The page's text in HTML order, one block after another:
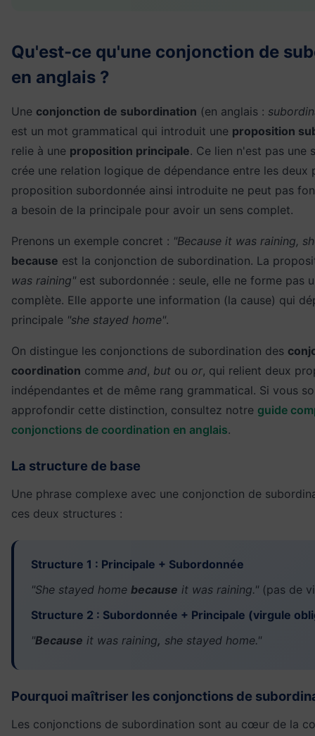
Qu'est-ce qu'une conjonction de
en anglais ?
Une conjonction de subordination (en anglais :
est un mot grammatical qui introduit une proposition
relie à une proposition principale. Ce lien n'est pas une
crée une relation logique de dépendance entre les deux
proposition subordonnée ainsi introduite ne peut pas
a besoin de la principale pour avoir un sens complet.
Prenons un exemple concret : "Because it was raining,
because est la conjonction de subordination. La
was raining" est subordonnée : seule, elle ne forme pas
complète. Elle apporte une information (la cause) qui
principale "she stayed home".
On distingue les conjonctions de subordination des
coordination comme and, but ou or, qui relient deux
indépendantes et de même rang grammatical. Si vous
approfondir cette distinction, consultez notre guide
conjonctions de coordination en anglais.
La structure de base
Une phrase complexe avec une conjonction de
ces deux structures :
Structure 1 : Principale + Subordonnée
"She stayed home because it was raining." (pas de
Structure 2 : Subordonnée + Principale (virgule
"Because it was raining, she stayed home."
Pourquoi maîtriser les conjonctions de
Les conjonctions de subordination sont au cœur de la